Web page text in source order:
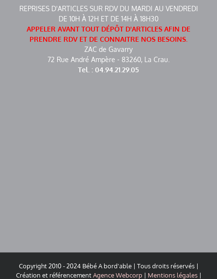
REPRISES D'ARTICLES SUR RDV DU MARDI AU VENDREDI
DE 10H À 12H ET DE 14H À 18H30
APPELER AVANT TOUT DÉPÔT D'ARTICLES AFIN DE
PRENDRE RDV ET DE CONNAITRE NOS BESOINS.
ZAC de Gavarry
72 Rue André Ampère - 83260, La Crau.
Tel. : 04.94.21.29.05
Copyright 2010 - 2024 Bébé A bord'able | Tous droits réservés |
Création et référencementAgence Webcorp | Mentions légales|